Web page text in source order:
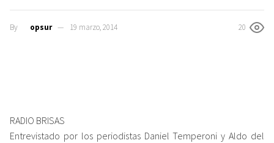
By opsur 19 marzo, 2014 20
RADIO BRISAS
Entrevistado por los periodistas Daniel Temperoni y Aldo del